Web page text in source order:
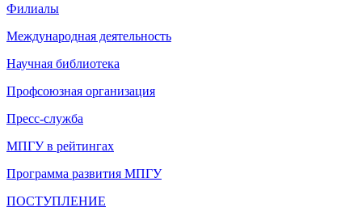
Филиалы
Международная деятельность
Научная библиотека
Профсоюзная организация
Пресс-служба
МПГУ в рейтингах
Программа развития МПГУ
ПОСТУПЛЕНИЕ